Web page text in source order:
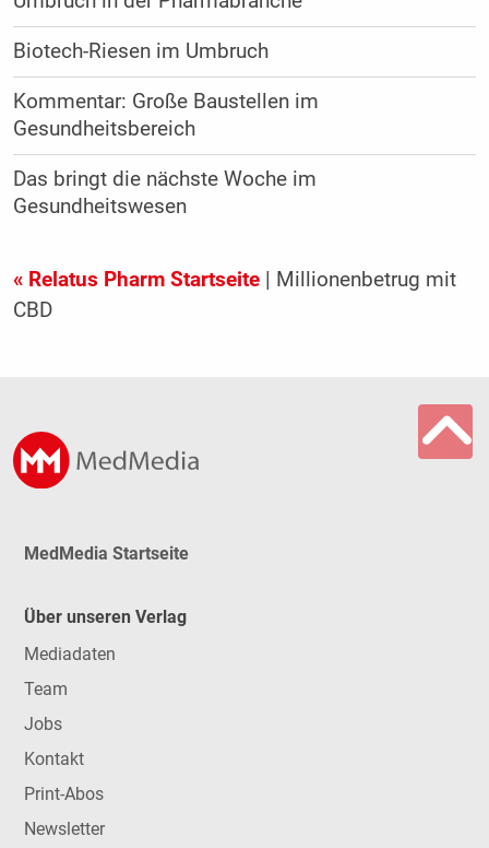
Biotech-Riesen im Umbruch
Kommentar: Große Baustellen im
Gesundheitsbereich
Das bringt die nächste Woche im
Gesundheitswesen
« Relatus Pharm Startseite| Millionenbetrug mit
CBD
MedMedia Startseite
Über unseren Verlag
Mediadaten
Team
Jobs
Kontakt
Print-Abos
Newsletter